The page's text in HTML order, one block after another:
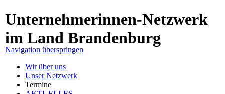
Unternehmerinnen-Netzwerk
im Land Brandenburg
Navigation überspringen
Wir über uns
Unser Netzwerk
Termine